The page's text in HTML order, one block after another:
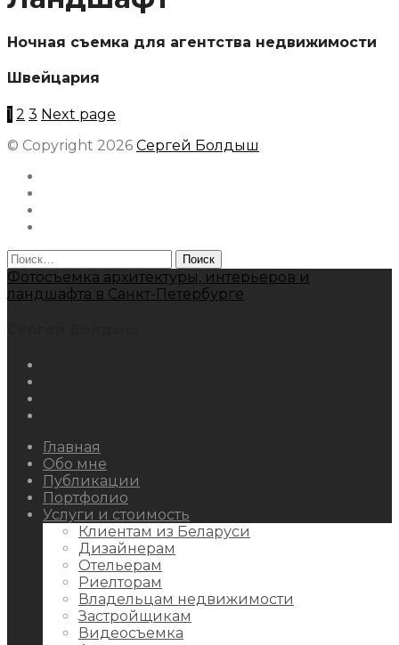
Ночная съемка для агентства недвижимости
Швейцария
Пагинация
записей
1 2 3 Next page
© Copyright 2026 Сергей Болдыш
Найти:
Фотосъемка архитектуры, интерьеров и
ландшафта в Санкт-Петербурге
Главная
Обо мне
Публикации
Портфолио
Услуги и стоимость
Клиентам из Беларуси
Дизайнерам
Отельерам
Риелторам
Владельцам недвижимости
Застройщикам
Видеосъемка